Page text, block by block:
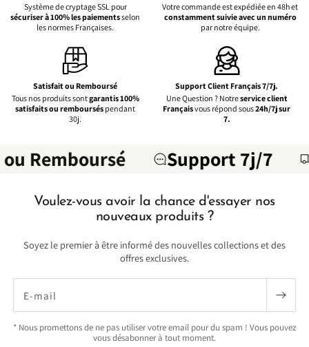
Système de cryptage SSL pour
sécuriser à 100% les paiementsselon
les normes Françaises.
Votre commande est expédiée en 48h et
constamment suivie avec un numéro
par notre équipe.
Satisfait ou Remboursé
Tous nos produits sontgarantis 100%
satisfaits ou remboursés pendant
30j.
Support Client Français 7/7j.
Une Question ? Notreservice client
Françaisvous répond sous24h/7j sur
7.
Remboursé Support 7j/7
Voulez-vous avoir la chance d'essayer nos
nouveaux produits ?
Soyez le premier à être informé des nouvelles collections et des
offres exclusives.
E-mail
* Nous promettons de ne pas utiliser votre email pour du spam ! Vous pouvez
vous désabonner à tout moment.